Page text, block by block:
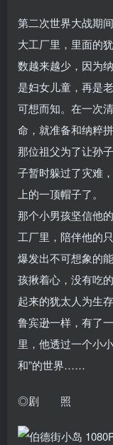
第二次世界大战期
大工厂里，里面的
数越来越少，因为
是妇女儿童，再是
可想而知。在一次
命，就准备和纳粹
那位祖父为了让孙
子暂时躲过了灾难
上的一顶帽子了。
那个小男孩坚信他
工厂里，陪伴他的
爆发出不可想象的
孩揪着心，没有吃
起来的犹太人为生
鲁宾逊一样，有了
里，他透过一个小
和”的世界……
◎剧 照